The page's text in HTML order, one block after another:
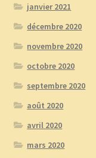
janvier 2021
décembre 2020
novembre 2020
octobre 2020
septembre 2020
août 2020
avril 2020
mars 2020